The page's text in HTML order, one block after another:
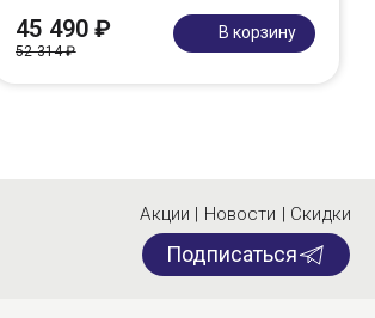
45 490 ₽
52 314 ₽
В корзину
Акции | Новости | Скидки
Подписаться